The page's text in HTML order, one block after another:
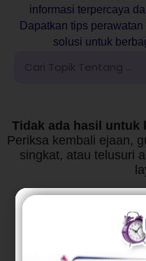
informasi terpercaya
Dapatkan tips
solusi untuk
Tidak ada hasil untuk
Periksa kembali ejaan,
singkat, atau telusuri